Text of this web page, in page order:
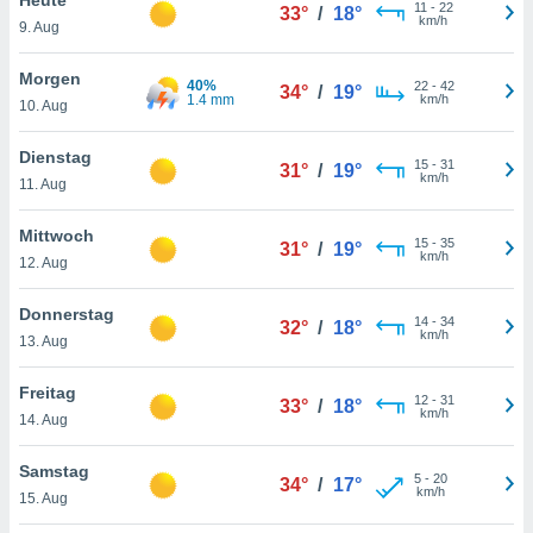
oder
Partner
es uns
das
der
Profil zu
Ihnen
finden
. Sie
jederzeit
Rand
9. Aug
33° / 18° 11 - 22
km/h
Morgen
10. Aug
40%
1.4 mm
34° / 19° 22- 42
km/h
Dienstag
11. Aug
31° / 19° 15- 31
km/h
Mittwoch
12. Aug
31° / 19° 15- 35
km/h
Donnerstag
13. Aug
32° / 18° 14- 34
km/h
Freitag
14. Aug
33° / 18° 12- 31
km/h
Samstag
15. Aug
34° / 17° 5- 20
km/h